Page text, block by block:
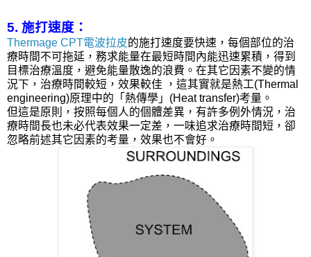
5. 施打速度：
Thermage CPT電波拉皮的施打速度要快速，每個部位的治
療時間不可拖延，務求能量在最短時間內能迅速累積，得到
目標治療溫度，避免能量散逸的浪費。在其它因素不變的情
況下，治療時間較短，效果較佳 ，這其實就是熱工(Thermal
engineering)原理中的「熱傳學」(Heat transfer)考量。
但這是原則，按照每個人的個體差異，有許多例外情況，治
療時間長也未必代表效果一定差，一味追求治療時間短，卻
忽略前述其它因素的考量，效果也不會好。